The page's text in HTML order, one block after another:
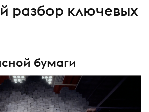
разбор ключевых
бумаги